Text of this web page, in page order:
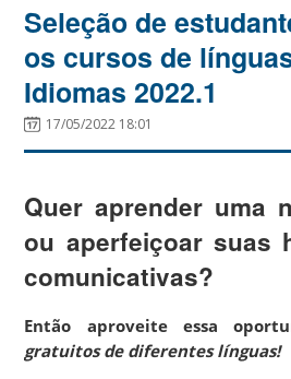
Seleção de
os cursos de
Idiomas 2022.1
17/05/2022 18:01
Quer aprender uma
ou aperfeiçoar suas
comunicativas?
Então aproveite essa
gratuitos de diferentes línguas!